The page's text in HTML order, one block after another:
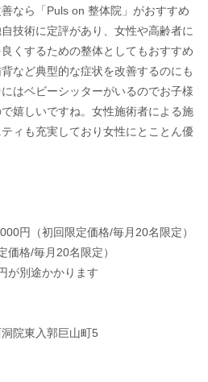
なら「Puls on 整体院」がおすすめ
技術に定評があり、女性や高齢者に
くするための整体としてもおすすめ
など典型的な症状を改善するのにも
はベビーシッターがいるのでお子様
嬉しいですね。女性施術者による施
ィも充実しており女性にとことん優
円（初回限定価格/毎月20名限定）
格/毎月20名限定）
が別途かかります
院東入郭巨山町5